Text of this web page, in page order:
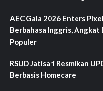
AEC Gala 2026 Enters
Berbahasa Inggris, Angkat
Populer
RSUD Jatisari Resmikan
Berbasis Homecare